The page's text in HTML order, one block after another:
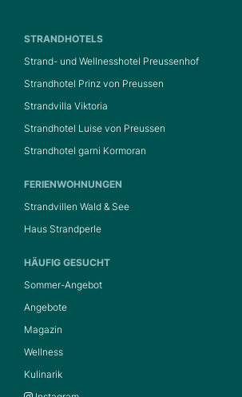
STRANDHOTELS
Strand- und Wellnesshotel Preussenhof
Strandhotel Prinz von Preussen
Strandvilla Viktoria
Strandhotel Luise von Preussen
Strandhotel garni Kormoran
FERIENWOHNUNGEN
Strandvillen Wald & See
Haus Strandperle
HÄUFIG GESUCHT
Sommer-Angebot
Angebote
Magazin
Wellness
Kulinarik